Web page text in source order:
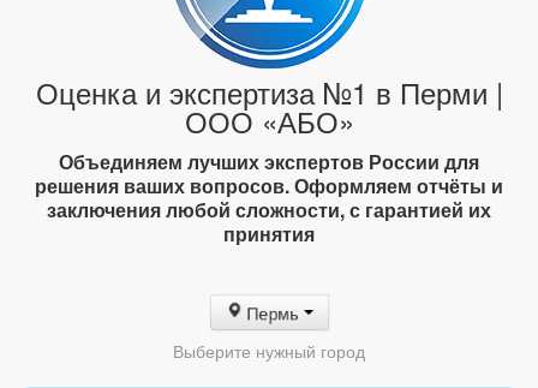
Оценка и экспертиза №1 в Перми |
ООО «АБО»
Объединяем лучших экспертов России для
решения ваших вопросов. Оформляем отчёты и
заключения любой сложности, с гарантией их
принятия
Пермь
Выберите нужный город